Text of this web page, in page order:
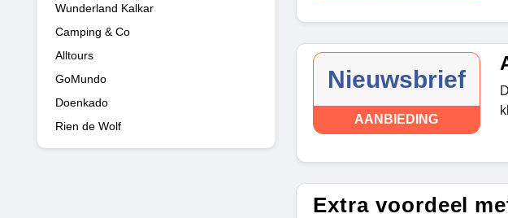
Wunderland Kalkar
Camping & Co
Alltours
GoMundo
Doenkado
Rien de Wolf
Nieuwsbrief
AANBIEDING
Extra voordeel